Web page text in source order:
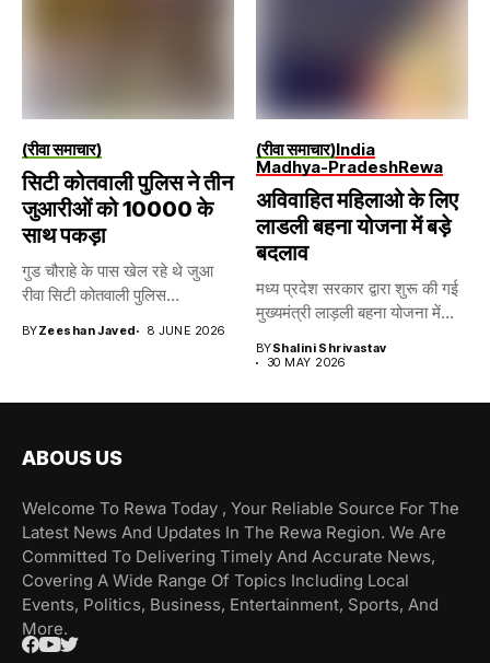
(रीवा समाचार)
सिटी कोतवाली पुलिस ने तीन
जुआरीओं को 10000 के
साथ पकड़ा
गुड चौराहे के पास खेल रहे थे जुआ
रीवा सिटी कोतवाली पुलिस...
BYZeeshan Javed 8 JUNE 2026
(रीवा समाचार)India
Madhya-PradeshRewa
अविवाहित महिलाओ के लिए
लाडली बहना योजना में बड़े
बदलाव
मध्य प्रदेश सरकार द्वारा शुरू की गई
मुख्यमंत्री लाड़ली बहना योजना में...
BYShalini Shrivastav
30 MAY 2026
ABOUS US
Welcome To Rewa Today , Your Reliable Source For The
Latest News And Updates In The Rewa Region. We Are
Committed To Delivering Timely And Accurate News,
Covering A Wide Range Of Topics Including Local
Events, Politics, Business, Entertainment, Sports, And
More.